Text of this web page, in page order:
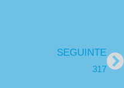
SEGUINTE
317